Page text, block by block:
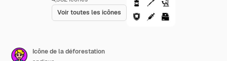
Voir toutes les icônes
Icône de la déforestation